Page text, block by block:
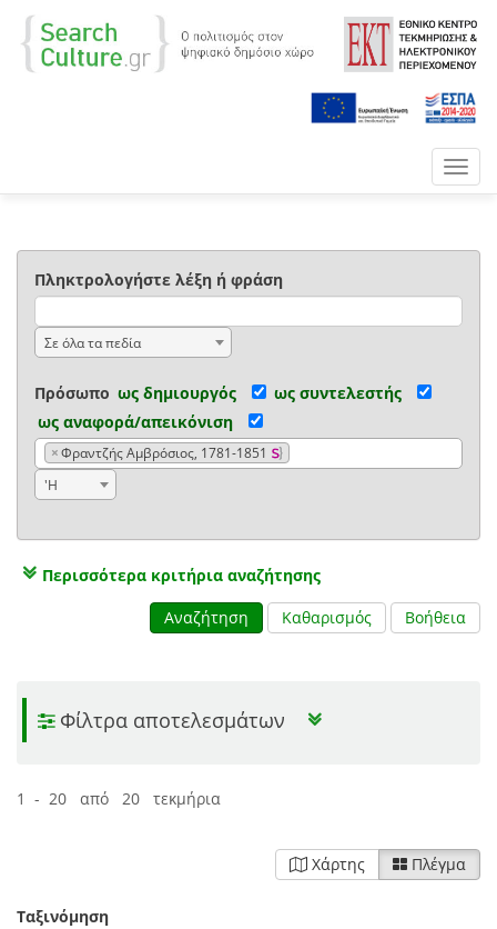
Πληκτρολογήστε λέξη ή φράση
Σε όλα τα πεδία
Πρόσωπο ως δημιουργός
ως συντελεστής
ως αναφορά/απεικόνιση
×Φραντζής Αμβρόσιος, 1781-1851
'Η
Περισσότερα κριτήρια αναζήτησης
Αναζήτηση
Καθαρισμός Βοήθεια
Φίλτρα αποτελεσμάτων
1 - 20 από 20 τεκμήρια
Χάρτης Πλέγμα
Ταξινόμηση